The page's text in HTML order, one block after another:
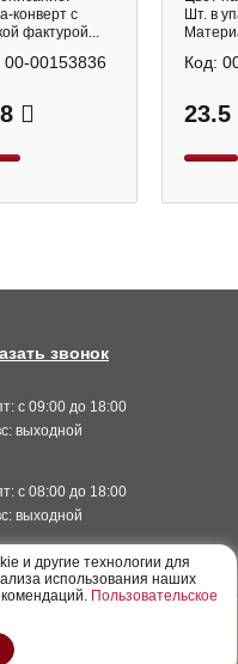
конверт с
фактурой...
00-00153836
Шт. в
23.5
Код:
с 09:00 до 18:00
выходной
с 08:00 до 18:00
выходной
звонок
и другие технологии для
использования наших
Пользовательское